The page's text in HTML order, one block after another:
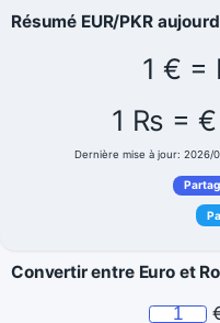
Résumé EUR/PKR
1 €
1 ₨ = €
Dernière mise à jour: 2026/
Convertir entre Euro et